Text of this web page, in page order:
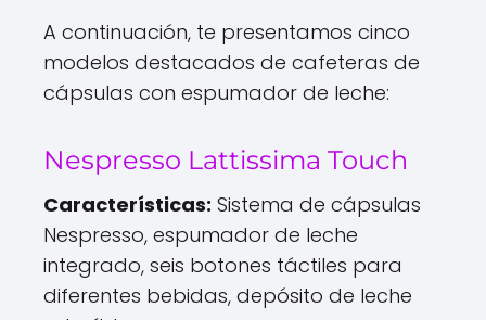
A continuación, te presentamos cinco
modelos destacados de cafeteras de
cápsulas con espumador de leche:
Nespresso Lattissima Touch
Características: Sistema de cápsulas
Nespresso, espumador de leche
integrado, seis botones táctiles para
diferentes bebidas, depósito de leche